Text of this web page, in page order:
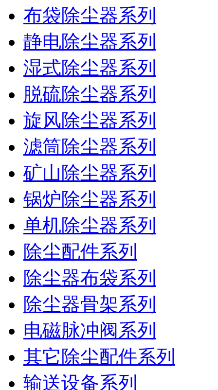
布袋除尘器系列
静电除尘器系列
湿式除尘器系列
脱硫除尘器系列
旋风除尘器系列
滤筒除尘器系列
矿山除尘器系列
锅炉除尘器系列
单机除尘器系列
除尘配件系列
除尘器布袋系列
除尘器骨架系列
电磁脉冲阀系列
其它除尘配件系列
输送设备系列